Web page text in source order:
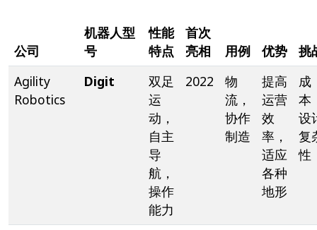
公司
机器人型
号
性能
特点
首次
亮相
用例 优势
挑
Agility
Robotics
Digit
双足
运
动，
自主
导
航，
操作
能力
2022
物
流，
协作
制造
提高
运营
效
率，
适应
各种
地形
成
本
设
复
性